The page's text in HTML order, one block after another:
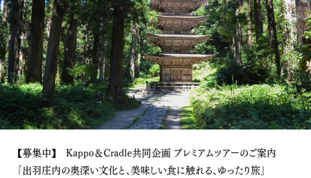
【募集中】 Kappo＆Cradle共同企画 プレミアムツアーのご案内
「出羽庄内の奥深い文化と、美味しい食に触れる、ゆったり旅」